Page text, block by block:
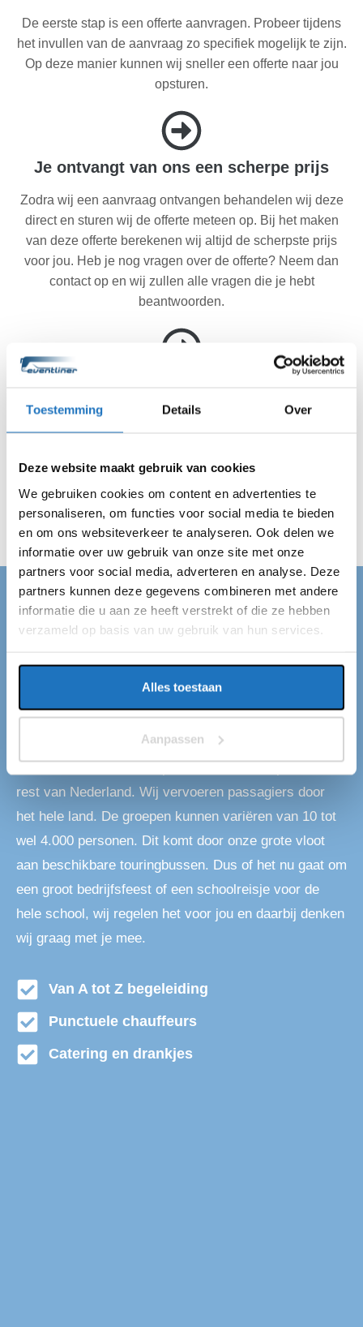
Toestemming Details Over
Deze website maakt gebruik van cookies
We gebruiken cookies om content en advertenties te
personaliseren, om functies voor social media te bieden
en om ons websiteverkeer te analyseren. Ook delen we
informatie over uw gebruik van onze site met onze
partners voor social media, adverteren en analyse. Deze
partners kunnen deze gegevens combineren met andere
informatie die u aan ze heeft verstrekt of die ze hebben
verzameld op basis van uw gebruik van hun services.
Alles toestaan
Aanpassen
De eerste stap is een offerte aanvragen. Probeer tijdens
het invullen van de aanvraag zo specifiek mogelijk te zijn.
Op deze manier kunnen wij sneller een offerte naar jou
opsturen.
Je ontvangt van ons een scherpe prijs
Zodra wij een aanvraag ontvangen behandelen wij deze
direct en sturen wij de offerte meteen op. Bij het maken
van deze offerte berekenen wij altijd de scherpste prijs
voor jou. Heb je nog vragen over de offerte? Neem dan
contact op en wij zullen alle vragen die je hebt
beantwoorden.
Ben je akkoord gegaan met de offerte? Dan regelen wij
de rest. Jij hebt dus geen reden meer om te stressen. Wij
vervoeren jouw gehele gezelschap veilig van A naar B.
Wij regelen alles en jij kan van je dag genieten!
TOURINGBUS HUREN OUDDORP
Ouddorp
Als je op zoekt bent naar touringbussen in Ouddorp,
dan ben je bij ons aan het juiste adres. Wij van
rest van Nederland. Wij vervoeren passagiers door
het hele land. De groepen kunnen variëren van 10 tot
wel 4.000 personen. Dit komt door onze grote vloot
aan beschikbare touringbussen. Dus of het nu gaat om
een groot bedrijfsfeest of een schoolreisje voor de
hele school, wij regelen het voor jou en daarbij denken
wij graag met je mee.
Van A tot Z begeleiding
Punctuele chauffeurs
Catering en drankjes